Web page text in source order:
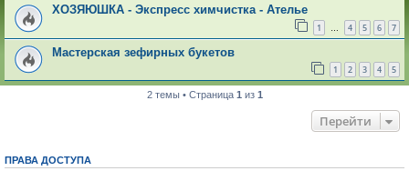
ХОЗЯЮШКА - Экспресс химчистка - Ателье
1 … 4 5 6 7
Мастерская зефирных букетов
1 2 3 4 5
2 темы • Страница 1 из 1
Перейти
ПРАВА ДОСТУПА